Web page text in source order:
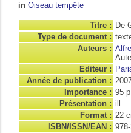
in Oiseau tempête
Titre : De
Type de document :
Auteurs :
Editeur :
Année de publication :
Importance : 95
Présentation : ill.
Format : 22
ISBN/ISSN/EAN :